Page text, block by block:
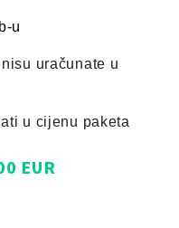
u
uračunate u
u cijenu paketa
EUR